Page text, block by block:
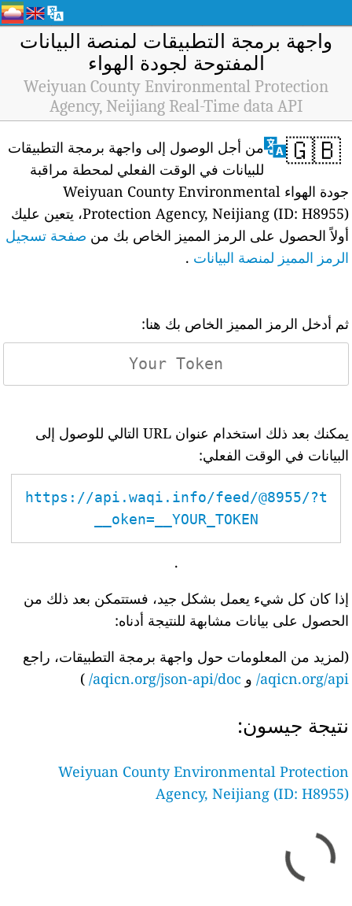
واجهة برمجة التطبيقات لمنصة البيانات
المفتوحة لجودة الهواء
Weiyuan County Environmental Protection
Agency, Neijiang Real-Time data API
🇬🇧
من أجل الوصول إلى واجهة برمجة التطبيقات
للبيانات في الوقت الفعلي لمحطة مراقبة
جودة الهواء Weiyuan County Environmental
Protection Agency, Neijiang (ID: H8955)، يتعين عليك
أولاً الحصول على الرمز المميز الخاص بك من صفحة تسجيل
الرمز المميز لمنصة البيانات .
ثم أدخل الرمز المميز الخاص بك هنا:
يمكنك بعد ذلك استخدام عنوان URL التالي للوصول إلى
البيانات في الوقت الفعلي:
https://api.waqi.info/feed/@8955/?t
oken=__YOUR_TOKEN__
.
إذا كان كل شيء يعمل بشكل جيد، فستتمكن بعد ذلك من
الحصول على بيانات مشابهة للنتيجة أدناه:
(لمزيد من المعلومات حول واجهة برمجة التطبيقات، راجع
aqicn.org/api/ و aqicn.org/json-api/doc/
)
نتيجة جيسون:
Weiyuan County Environmental Protection
Agency, Neijiang (ID: H8955)